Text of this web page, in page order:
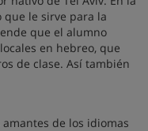
le sirve para la
que el alumno
en hebreo, que
de clase. Así también
de los idiomas